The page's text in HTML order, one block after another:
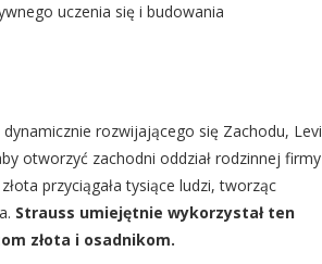
uczenia się i budowania
rozwijającego się Zachodu, Levi
otworzyć zachodni oddział rodzinnej firmy
przyciągała tysiące ludzi, tworząc
Strauss umiejętnie wykorzystał ten
złota i osadnikom.